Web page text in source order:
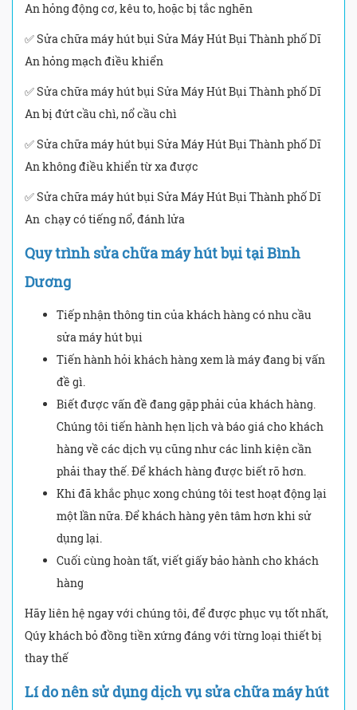
An hỏng động cơ, kêu to, hoặc bị tắc nghẽn
✅ Sửa chữa máy hút bụi Sửa Máy Hút Bụi Thành phố Dĩ
An hỏng mạch điều khiển
✅ Sửa chữa máy hút bụi Sửa Máy Hút Bụi Thành phố Dĩ
An bị đứt cầu chì, nổ cầu chì
✅ Sửa chữa máy hút bụi Sửa Máy Hút Bụi Thành phố Dĩ
An không điều khiển từ xa được
✅ Sửa chữa máy hút bụi Sửa Máy Hút Bụi Thành phố Dĩ
An chạy có tiếng nổ, đánh lửa
Quy trình sửa chữa máy hút bụi tại Bình
Dương
Tiếp nhận thông tin của khách hàng có nhu cầu
sửa máy hút bụi
Tiến hành hỏi khách hàng xem là máy đang bị vấn
đề gì.
Biết được vấn đề đang gặp phải của khách hàng.
Chúng tôi tiến hành hẹn lịch và báo giá cho khách
hàng về các dịch vụ cũng như các linh kiện cần
phải thay thế. Để khách hàng được biết rõ hơn.
Khi đã khắc phục xong chúng tôi test hoạt động lại
một lần nữa. Để khách hàng yên tâm hơn khi sử
dụng lại.
Cuối cùng hoàn tất, viết giấy bảo hành cho khách
hàng
Hãy liên hệ ngay với chúng tôi, để được phục vụ tốt nhất,
Qúy khách bỏ đồng tiền xứng đáng với từng loại thiết bị
thay thế
Lí do nên sử dụng dịch vụ sửa chữa máy hút